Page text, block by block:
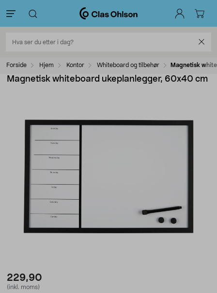
Forside Hjem Kontor Whiteboard og tilbehør Magnetisk
Magnetisk whiteboard ukeplanlegger, 60x40 cm
229,90
(inkl. moms)